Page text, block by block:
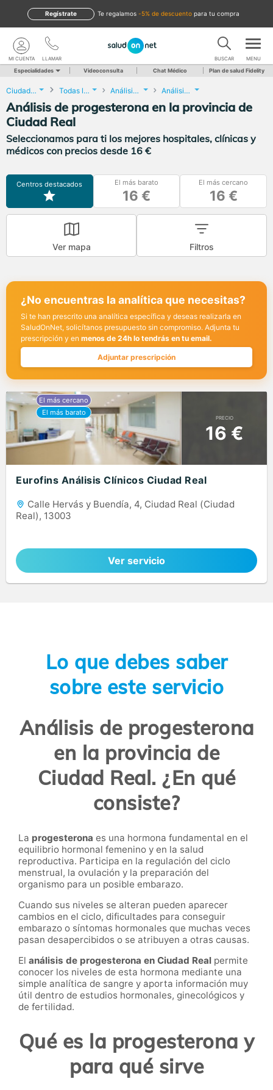
te regalamos -5% de descuento para tu compra
Regístrate
LLAMAR
MI CUENTA BUSCAR MENU
Especialidades Videoconsulta Chat Médico Plan de salud Fidelity
Ciudad Real Todas las localidades Análisis Clínicos Análisis de progesterona
Análisis de progesterona en la provincia de
Ciudad Real
Seleccionamos para ti los mejores hospitales, clínicas y
médicos con precios desde 16 €
Centros destacados El más barato
16 €
El más cercano
16 €
Ver mapa Filtros
¿No encuentras la analítica que necesitas?
Si te han prescrito una analítica específica y deseas realizarla en
SaludOnNet, solicítanos presupuesto sin compromiso. Adjunta tu
prescripción y en menos de 24h lo tendrás en tu email.
Adjuntar prescripción
PRECIO
16 €
Eurofins Análisis Clínicos Ciudad Real
Calle Hervás y Buendía, 4, Ciudad Real (Ciudad
Real), 13003
Ver servicio
Lo que debes saber
sobre este servicio
Análisis de progesterona
en la provincia de
Ciudad Real. ¿En qué
consiste?
La progesterona es una hormona fundamental en el
equilibrio hormonal femenino y en la salud
reproductiva. Participa en la regulación del ciclo
menstrual, la ovulación y la preparación del
organismo para un posible embarazo.
Cuando sus niveles se alteran pueden aparecer
cambios en el ciclo, dificultades para conseguir
embarazo o síntomas hormonales que muchas veces
pasan desapercibidos o se atribuyen a otras causas.
El análisis de progesterona en Ciudad Real permite
conocer los niveles de esta hormona mediante una
simple analítica de sangre y aporta información muy
útil dentro de estudios hormonales, ginecológicos y
de fertilidad.
Qué es la progesterona y
para qué sirve